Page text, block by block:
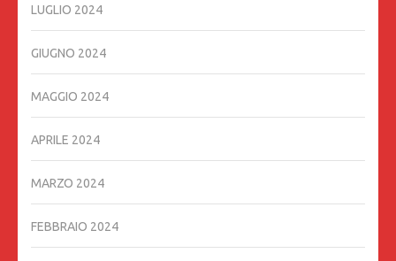
LUGLIO 2024
GIUGNO 2024
MAGGIO 2024
APRILE 2024
MARZO 2024
FEBBRAIO 2024